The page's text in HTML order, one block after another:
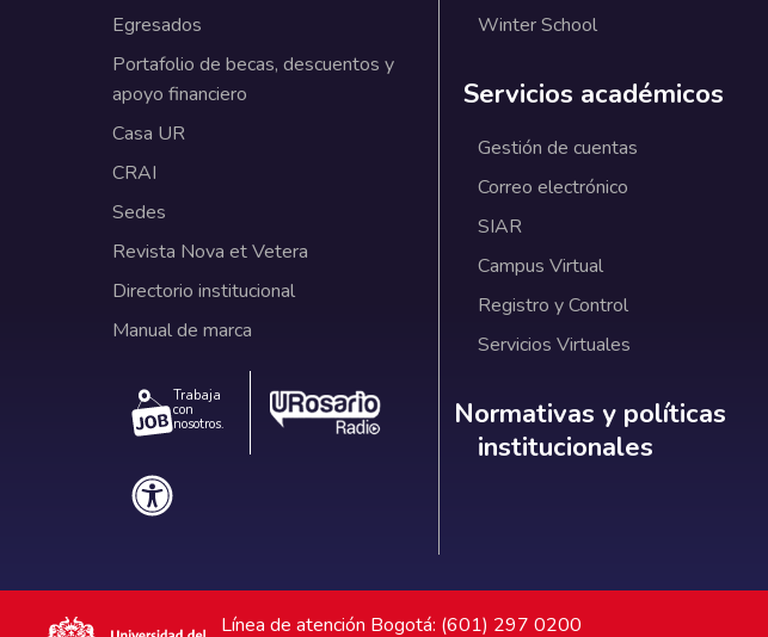
Egresados
Portafolio de becas, descuentos y
apoyo financiero
Casa UR
CRAI
Sedes
Revista Nova et Vetera
Directorio institucional
Manual de marca
Trabaja
con
nosotros.
Winter School
Servicios académicos
Gestión de cuentas
Correo electrónico
SIAR
Campus Virtual
Registro y Control
Servicios Virtuales
Normativas y
Normativas y políticas
institucionales
Línea de atención Bogotá: (601) 297 0200